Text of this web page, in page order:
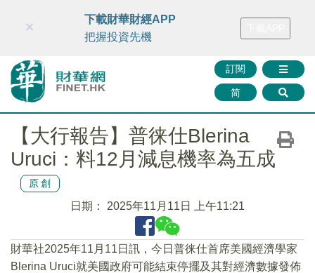
財華智庫網 FINTV FINMETA 財華證券 媒體矩陣
訂閱
简
×
下載財華財經APP
把握投資先機
【大行報告】普徕仕Blerina
Uruci：料12月減息機率為五成
原創
日期： 2025年11月11日 上午11:21
財華社2025年11月11日訊，今日普徕仕首席美國經濟學家
Blerina Uruci就美國政府可能結束停擺及其對經濟數據發佈